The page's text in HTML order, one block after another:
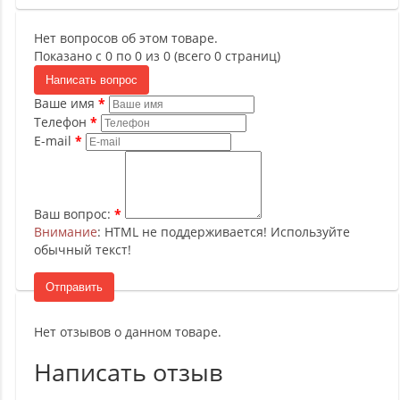
Нет вопросов об этом товаре.
Показано с 0 по 0 из 0 (всего 0 страниц)
Написать вопрос
Ваше имя
Телефон
E-mail
Ваш вопрос:
Внимание: HTML не поддерживается! Используйте
обычный текст!
Отправить
Нет отзывов о данном товаре.
Написать отзыв